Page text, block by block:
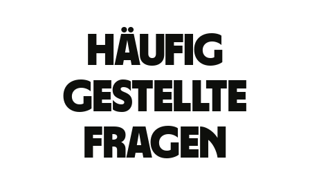
Häufig
gestellte
Fragen